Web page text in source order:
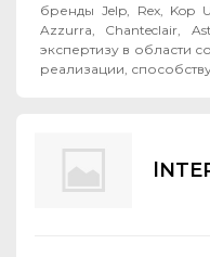
бренды Jelp, Rex, Kop
Azzurra, Chanteclair,
экспертизу в области
реализации,